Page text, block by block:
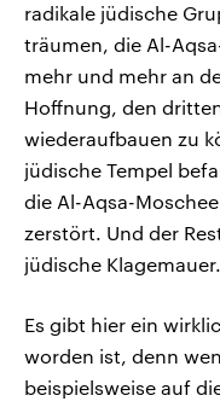
radikale jüdische
träumen, die Al-
mehr und mehr an
Hoffnung, den
wiederaufbauen zu
jüdische Tempel
die Al-Aqsa-
zerstört. Und der
jüdische Klagemauer.
Es gibt hier ein
worden ist, denn
beispielsweise auf